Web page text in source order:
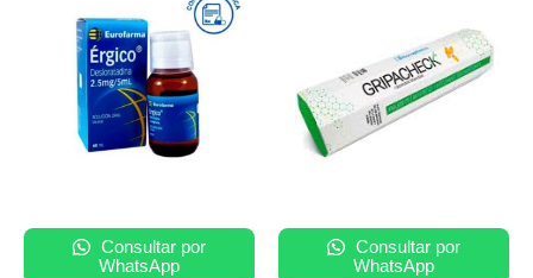
Consultar por
WhatsApp
Consultar por
WhatsApp
desde
S/ 6.00
hasta
S/ 80.00
múltiples
variantes.
Las
opciones
elegir